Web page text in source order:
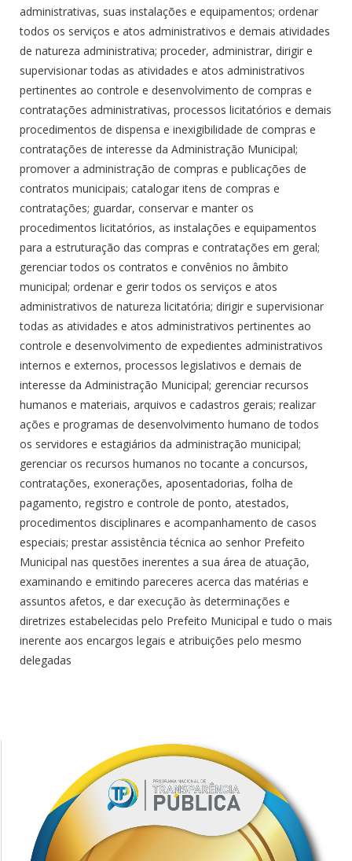
administrativas, suas instalações e equipamentos; ordenar
todos os serviços e atos administrativos e demais atividades
de natureza administrativa; proceder, administrar, dirigir e
supervisionar todas as atividades e atos administrativos
pertinentes ao controle e desenvolvimento de compras e
contratações administrativas, processos licitatórios e demais
procedimentos de dispensa e inexigibilidade de compras e
contratações de interesse da Administração Municipal;
promover a administração de compras e publicações de
contratos municipais; catalogar itens de compras e
contratações; guardar, conservar e manter os
procedimentos licitatórios, as instalações e equipamentos
para a estruturação das compras e contratações em geral;
gerenciar todos os contratos e convênios no âmbito
municipal; ordenar e gerir todos os serviços e atos
administrativos de natureza licitatória; dirigir e supervisionar
todas as atividades e atos administrativos pertinentes ao
controle e desenvolvimento de expedientes administrativos
internos e externos, processos legislativos e demais de
interesse da Administração Municipal; gerenciar recursos
humanos e materiais, arquivos e cadastros gerais; realizar
ações e programas de desenvolvimento humano de todos
os servidores e estagiários da administração municipal;
gerenciar os recursos humanos no tocante a concursos,
contratações, exonerações, aposentadorias, folha de
pagamento, registro e controle de ponto, atestados,
procedimentos disciplinares e acompanhamento de casos
especiais; prestar assistência técnica ao senhor Prefeito
Municipal nas questões inerentes a sua área de atuação,
examinando e emitindo pareceres acerca das matérias e
assuntos afetos, e dar execução às determinações e
diretrizes estabelecidas pelo Prefeito Municipal e tudo o mais
inerente aos encargos legais e atribuições pelo mesmo
delegadas